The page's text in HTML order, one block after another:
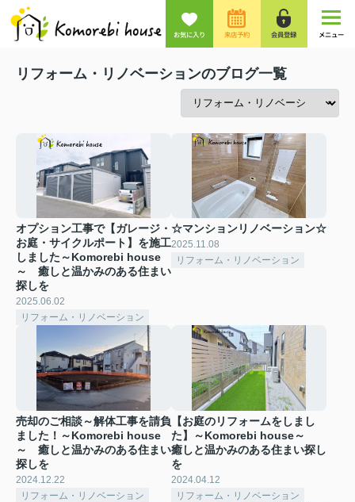
お気に入り 来店予約 会員登録 メニュー
リフォーム・リノベーションのブログ一覧
オプション工事で【ガレージ・
お庭・サイクルポート】を施工
しました～Komorebi house
～ 癒しと温かみのある住まい
探しを
2025.06.02
リフォーム・リノベーション
☆マンションリノベーション☆
2025.11.08
リフォーム・リノベーション
売却のご相談～解体工事を請負
ました！～Komorebi house
～ 癒しと温かみのある住まい
探しを
2024.12.22
リフォーム・リノベーション
【お庭のリフォームをしまし
た】～Komorebi house～
癒しと温かみのある住まい探し
を
2024.04.12
リフォーム・リノベーション